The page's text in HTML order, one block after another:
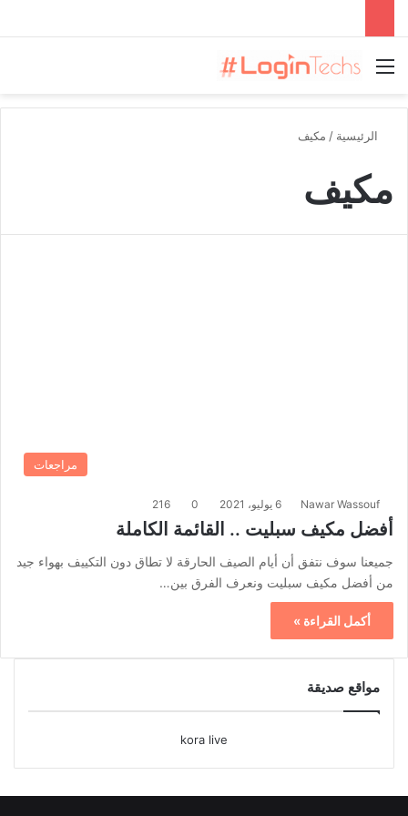
القائمة
الرئيسية / مكيف
مكيف
مراجعات
Nawar Wassouf 6 يوليو، 2021 0
216
أفضل مكيف سبليت .. القائمة الكاملة
جميعنا سوف نتفق أن أيام الصيف الحارقة لا تطاق دون التكييف بهواء جيد
من أفضل مكيف سبليت ونعرف الفرق بين…
أكمل القراءة »
مواقع صديقة
kora live